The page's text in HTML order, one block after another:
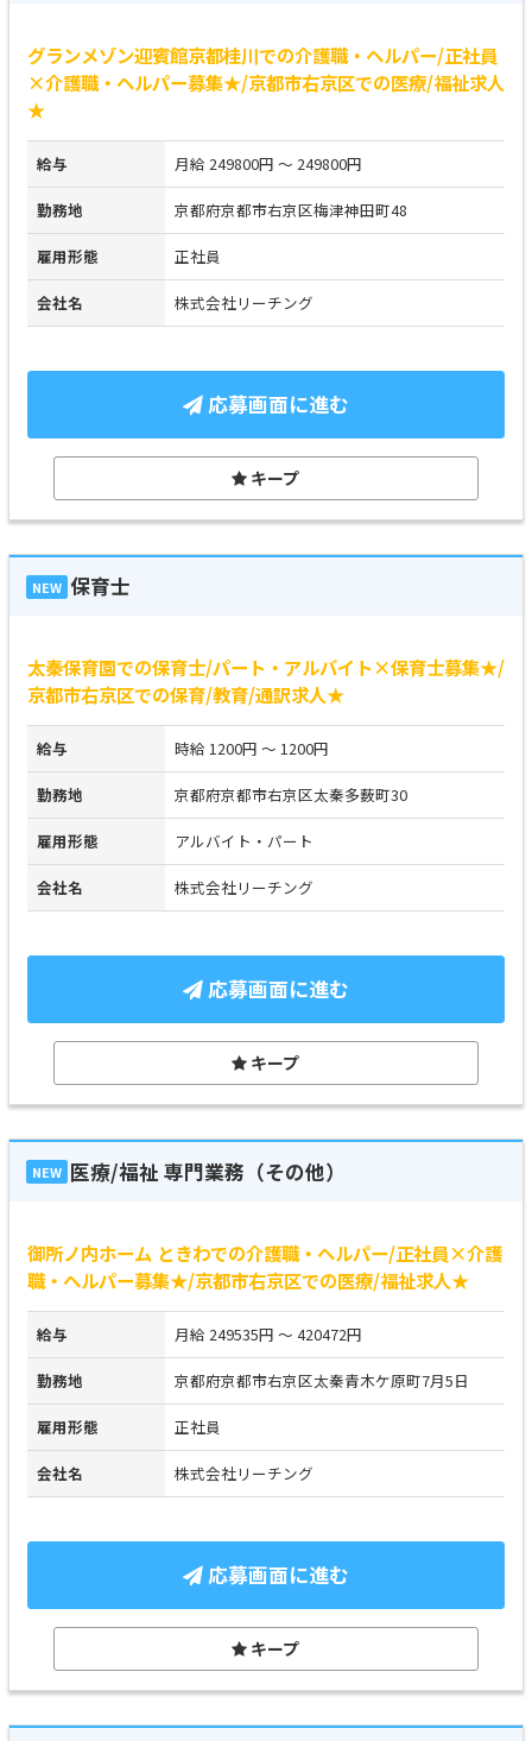
グランメゾン迎賓館京都桂川での介護職・ヘルパー/正社員
×介護職・ヘルパー募集★/京都市右京区での医療/福祉求人
★
給与 月給 249800円 ～ 249800円
勤務地 京都府京都市右京区梅津神田町48
雇用形態 正社員
会社名 株式会社リーチング
応募画面に進む
キープ
NEW 保育士
太秦保育園での保育士/パート・アルバイト×保育士募集★/
京都市右京区での保育/教育/通訳求人★
給与 時給 1200円 ～ 1200円
勤務地 京都府京都市右京区太秦多薮町30
雇用形態 アルバイト・パート
会社名 株式会社リーチング
応募画面に進む
キープ
NEW 医療/福祉 専門業務（その他）
御所ノ内ホーム ときわでの介護職・ヘルパー/正社員×介護
職・ヘルパー募集★/京都市右京区での医療/福祉求人★
給与 月給 249535円 ～ 420472円
勤務地 京都府京都市右京区太秦青木ケ原町7月5日
雇用形態 正社員
会社名 株式会社リーチング
応募画面に進む
キープ